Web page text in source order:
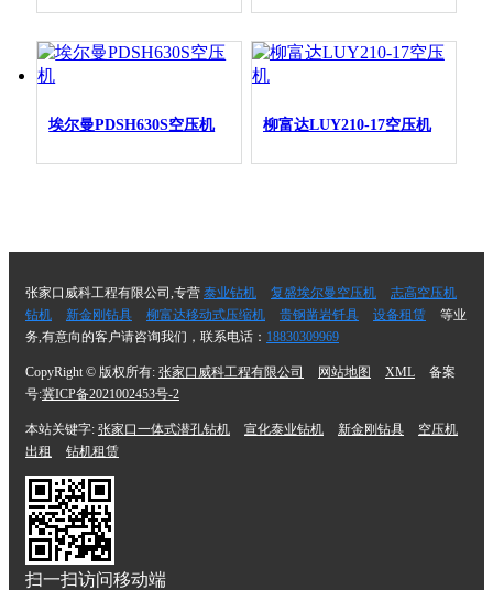
机
埃尔曼PDSH630S空压机 柳富达LUY210-17空压机
张家口威科工程有限公司,专营 泰业钻机 复盛埃尔曼空压机
志高空压机
钻机
新金刚钻具 柳富达移动式压缩机 贵钢凿岩钎具 设备租赁
等业
务,有意向的客户请咨询我们，联系电话： 18830309969
CopyRight © 版权所有: 张家口威科工程有限公司 网站地图 XML
备案
号:冀ICP备2021002453号-2
本站关键字: 张家口一体式潜孔钻机 宣化泰业钻机 新金刚钻具
空压机
出租
钻机租赁
扫一扫访问移动端